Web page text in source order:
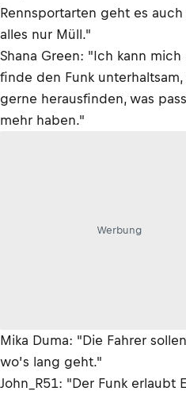
Rennsportarten geht es
alles nur Müll."
Shana Green: "Ich kann
finde den Funk
gerne herausfinden, was
mehr haben."
Werbung
Mika Duma: "Die Fahrer
wo’s lang geht."
John_R51: "Der Funk erlaubt